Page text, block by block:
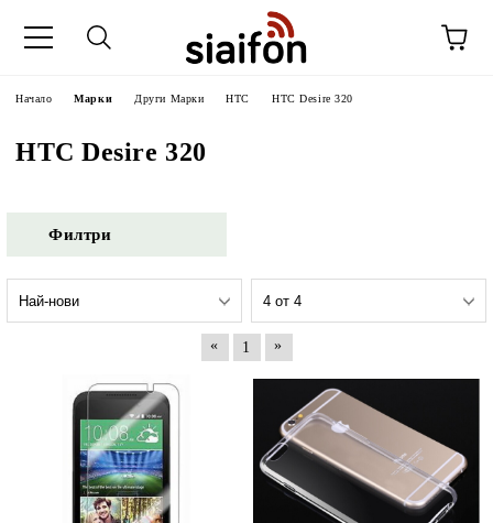
Начало Марки Други Марки HTC HTC Desire 320
HTC Desire 320
Филтри
« 1 »